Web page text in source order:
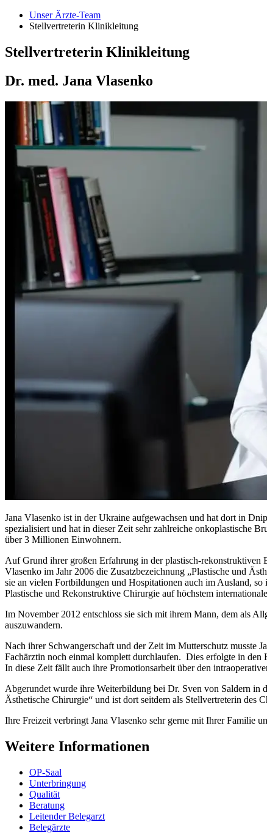
Unser Ärzte-Team
Stellvertreterin Klinikleitung
Stellvertreterin Klinikleitung
Dr. med. Jana Vlasenko
Jana Vlasenko ist in der Ukraine aufgewachsen und hat dort in
spezialisiert und hat in dieser Zeit sehr zahlreiche onkoplastische
über 3 Millionen Einwohnern.
Auf Grund ihrer großen Erfahrung in der plastisch-rekonstruktiven
Vlasenko im Jahr 2006 die Zusatzbezeichnung „Plastische und
sie an vielen Fortbildungen und Hospitationen auch im Ausland,
Plastische und Rekonstruktive Chirurgie auf höchstem
Im November 2012 entschloss sie sich mit ihrem Mann, dem als
auszuwandern.
Nach ihrer Schwangerschaft und der Zeit im Mutterschutz musste
Fachärztin noch einmal komplett durchlaufen. Dies erfolgte in
In diese Zeit fällt auch ihre Promotionsarbeit über den
Abgerundet wurde ihre Weiterbildung bei Dr. Sven von Saldern in
Ästhetische Chirurgie“ und ist dort seitdem als Stellvertreterin des
Ihre Freizeit verbringt Jana Vlasenko sehr gerne mit Ihrer Familie
Weitere Informationen
OP-Saal
Unterbringung
Qualität
Beratung
Leitender Belegarzt
Belegärzte